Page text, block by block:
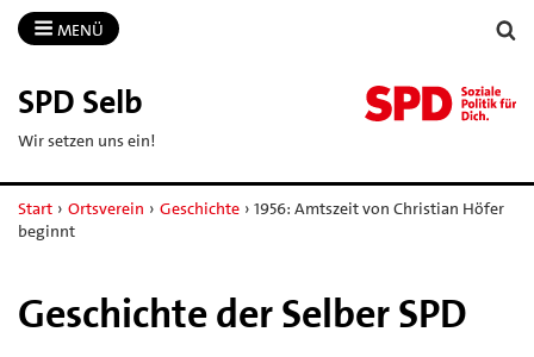
MENÜ
SPD Selb
Wir setzen uns ein!
Start › Ortsverein › Geschichte › 1956: Amtszeit von Christian Höfer
beginnt
Geschichte der Selber SPD